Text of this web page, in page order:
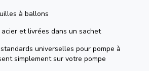
à ballons
et livrées dans un sachet
universelles pour pompe à
simplement sur votre pompe